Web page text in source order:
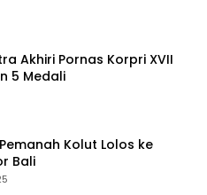
Akhiri Pornas Korpri XVII
5 Medali
Kolut Lolos ke
Bali